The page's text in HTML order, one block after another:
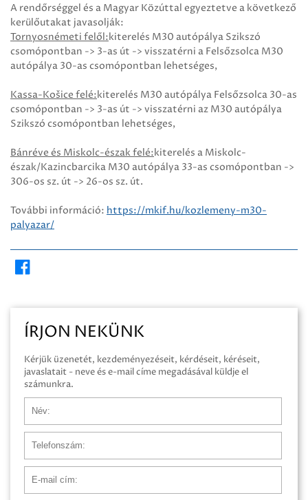
A rendőrséggel és a Magyar Közúttal egyeztetve a következő
kerülőutakat javasolják:
Tornyosnémeti felől:kiterelés M30 autópálya Szikszó
csomópontban -> 3-as út -> visszatérni a Felsőzsolca M30
autópálya 30-as csomópontban lehetséges,
Kassa-Košice felé:kiterelés M30 autópálya Felsőzsolca 30-as
csomópontban -> 3-as út -> visszatérni az M30 autópálya
Szikszó csomópontban lehetséges,
Bánréve és Miskolc-észak felé:kiterelés a Miskolc-
észak/Kazincbarcika M30 autópálya 33-as csomópontban ->
306-os sz. út -> 26-os sz. út.
További információ: https://mkif.hu/kozlemeny-m30-
palyazar/
ÍRJON NEKÜNK
Kérjük üzenetét, kezdeményezéseit, kérdéseit, kéréseit,
javaslatait - neve és e-mail címe megadásával küldje el
számunkra.
Név
Telefonszám
E-mail cím